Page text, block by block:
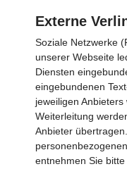
Externe
Soziale Netzwerke
unserer Webseite
Diensten
eingebundenen
jeweiligen
Weiterleitung
Anbieter
entnehmen Sie